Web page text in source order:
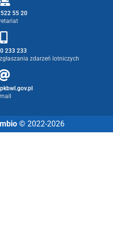
55 20
233 233
zdarzeń lotniczych
© 2022-2026